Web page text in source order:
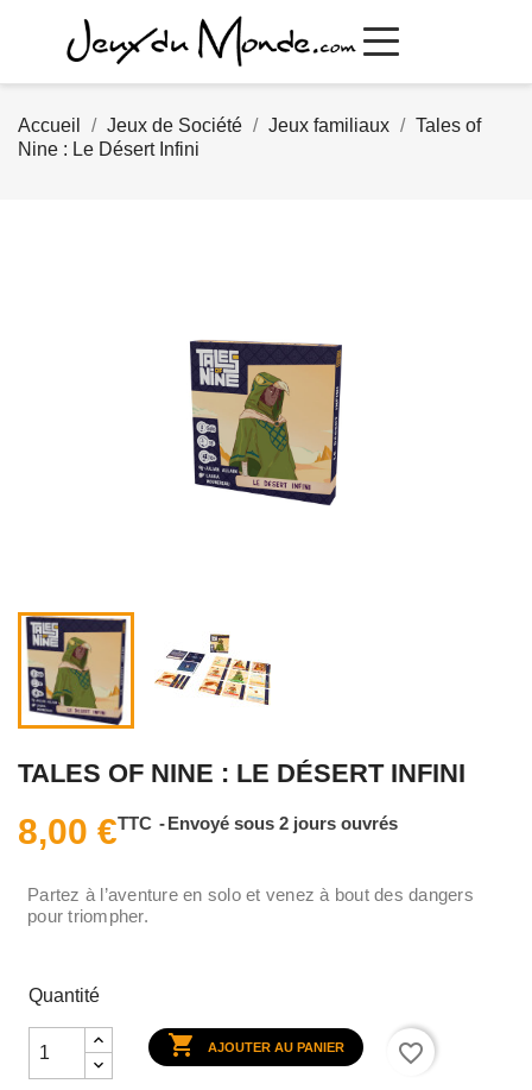
Accueil Jeux de Société Jeux familiaux
Tales of
Nine : Le Désert Infini
TALES OF NINE : LE DÉSERT INFINI
8,00 €TTC Envoyé sous 2 jours ouvrés
Partez à l’aventure en solo et venez à bout des dangers
pour triompher.
Quantité
 AJOUTER AU PANIER favorite_border